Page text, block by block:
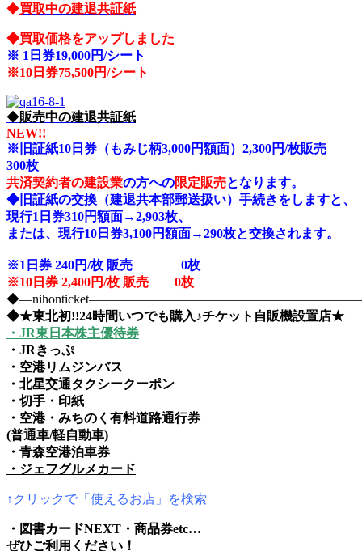
◆買取中の建退共証紙
◆買取価格をアップしました
※ 1日券19,000円/シート
※10 日券75,500円/シート
◆販売中の建退共証紙
NEW!!
※旧証紙10日券（もみじ柄3,000円額面）2,300円/枚販売
300枚
共済契約者の建設業の方への限定販売となります。
◆旧証紙の交換（建退共本部郵送扱い）手続きをしますと、
現行1日券310円額面→2,903枚、
または、現行10日券3,100円額面→290枚と交換されます。
※1日券 240円/枚 販売 0枚
※10日券 2,400円/枚 販売 0枚
◆★東北初!!24時間いつでも購入♪チケット自販機設置店★
・JR東日本株主優待券
・JRきっぷ
・空港リムジンバス
・北星交通タクシークーポン
・切手・印紙
・空港・みちのく有料道路通行券
(普通車/軽自動車)
・青森空港泊車券
・ジェフグルメカード
↑クリックで「使えるお店」を検索
・図書カードNEXT・商品券etc…
ぜひご利用ください！